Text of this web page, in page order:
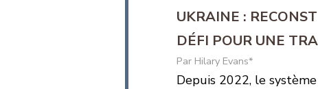
UKRAINE :
DÉFI POUR UNE
Hilary Evans*
Depuis 2022, le